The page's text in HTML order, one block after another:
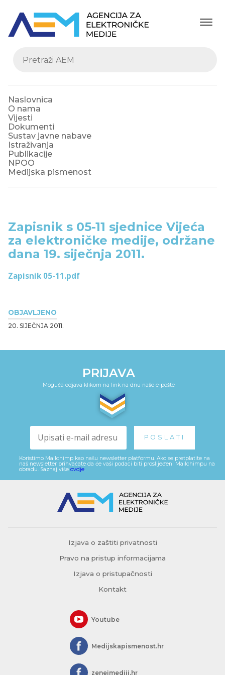
Naslovnica
O nama
Vijesti
Dokumenti
Sustav javne nabave
Istraživanja
Publikacije
NPOO
Medijska pismenost
OBJAVLJENO
20. SIJEČNJA 2011.
Zapisnik s 05-11 sjednice Vijeća
za elektroničke medije, održane
dana 19. siječnja 2011.
Zapisnik 05-11.pdf
PRIJAVA
Moguća odjava klikom na link na dnu naše e-pošte
Koristimo Mailchimp kao našu newsletter platformu. Ako se pretplatite na
naš newsletter prihvaćate da će vaši podaci biti proslijeđeni Mailchimpu na
obradu. Saznaj više ovdje
Izjava o zaštiti privatnosti
Pravo na pristup informacijama
Izjava o pristupačnosti
Kontakt
Youtube
Medijskapismenost.hr
zeneimediji.hr